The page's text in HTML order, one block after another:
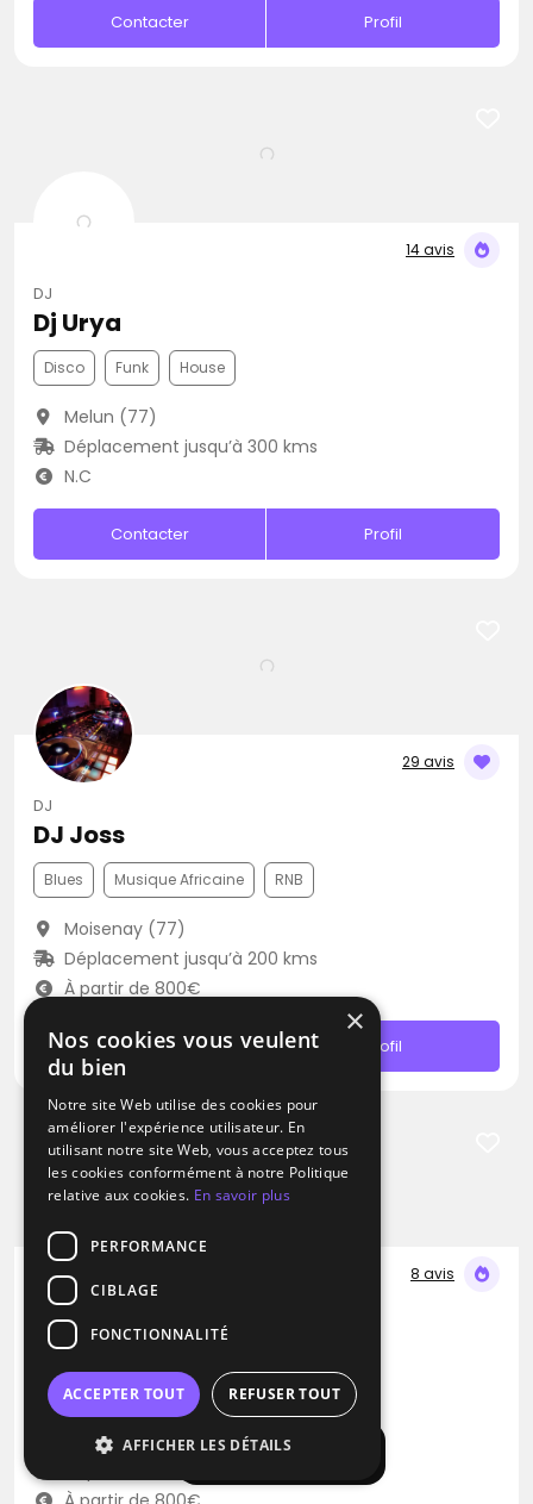
Afficher la carte
Contacter Profil
14 avis
DJ
Dj Urya
Disco Funk House
Melun (77)
Déplacement jusqu’à 300 kms
N.C
Contacter Profil
29 avis
DJ
DJ Joss
Blues Musique Africaine RNB
Moisenay (77)
Déplacement jusqu’à 200 kms
À partir de 800€
Contacter Profil
8 avis
DJ
Sound Prestige
Variété Internationale Disco Afro
Chauconin-Neufmontiers (77)
×
Nos cookies vous veulent
du bien
Notre site Web utilise des cookies pour
améliorer l'expérience utilisateur. En
utilisant notre site Web, vous acceptez tous
les cookies conformément à notre Politique
relative aux cookies. En savoir plus
PERFORMANCE
CIBLAGE
FONCTIONNALITÉ
ACCEPTER TOUT REFUSER TOUT
AFFICHER LES DÉTAILS